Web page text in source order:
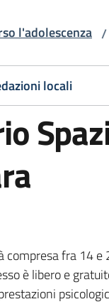
l'adolescenza /
locali
compresa fra 14 e
è libero e